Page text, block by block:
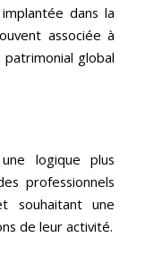
dans la
associée à
global
logique plus
professionnels
souhaitant une
de leur activité.